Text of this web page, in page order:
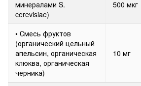
минералами S.
cerevisiae)
500 мкг
• Смесь фруктов
(органический цельный
апельсин, органическая
клюква, органическая
черника)
10 мг